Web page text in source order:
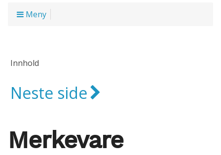
Meny
Innhold
Neste side
Merkevare